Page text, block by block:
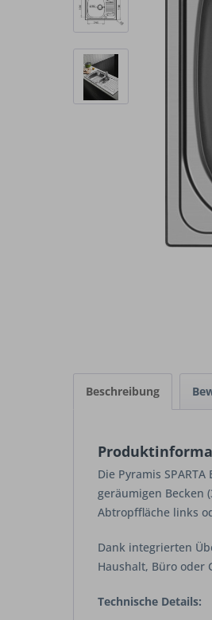
Beschreibung
Die Pyramis
geräumigen Becken
Abtropffläche links
Dank integrierten
Haushalt, Büro oder
Technische Details: